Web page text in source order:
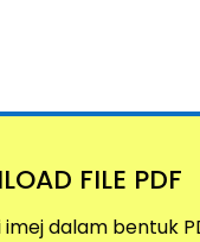
FILE PDF
dalam bentuk